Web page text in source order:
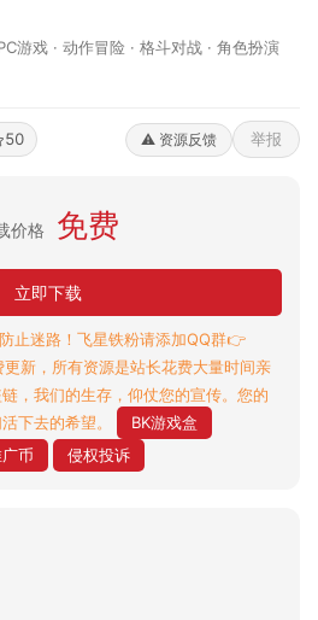
游戏 · 动作冒险 · 格斗对战 · 角色扮演
50 ⚠️ 资源反馈 举报
价格 免费
立即下载
止迷路！飞星铁粉请添加QQ群👉
新，所有资源是站长花费大量时间亲
，我们的生存，仰仗您的宣传。您的
下去的希望。
BK游戏盒
币 侵权投诉